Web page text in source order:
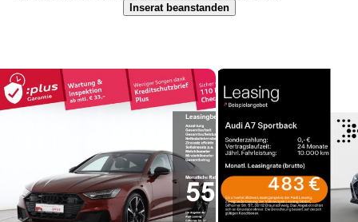
Inserat beanstanden